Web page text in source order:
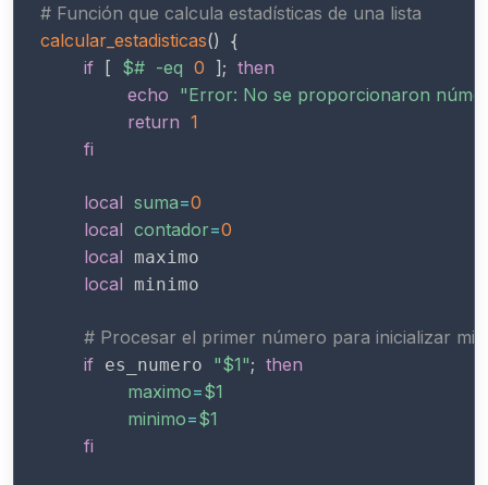
# Función que calcula estadísticas de una lista
calcular_estadisticas() {
if [ $# -eq 0 ]; then
echo "Error: No se proporcionaron
return 1
fi
local suma=0
local contador=0
local maximo
local minimo
# Procesar el primer número para inicializar
if es_numero "$1"; then
maximo=$1
minimo=$1
fi